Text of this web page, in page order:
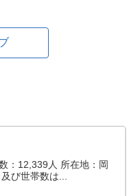
：12,339人 所在地：岡
び世帯数は...